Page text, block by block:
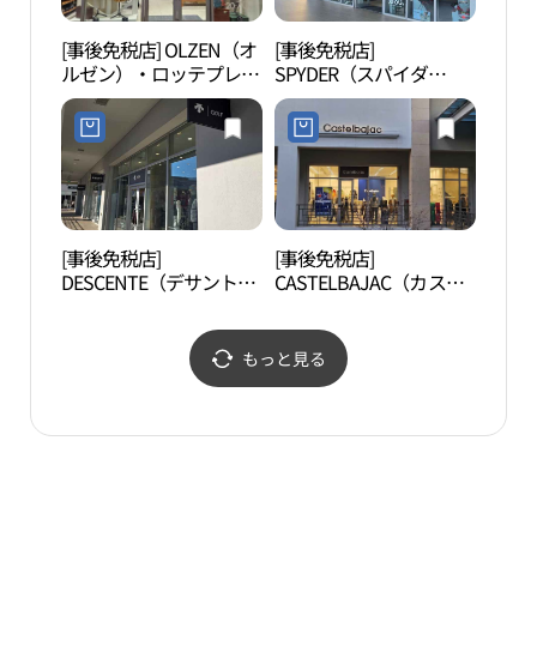
[事後免税店] OLZEN（オ
ルゼン）・ロッテプレミ
アムアウトレットキムヘ
（金海）店(올젠 롯데프
리미엄아울렛 김해점)
[事後免税店]
SPYDER（スパイダ
ー）・ロッテプレミアム
アウトレットキムヘ（金
海）店(스파이더 롯데프
리미엄아울렛 김해점)
[事後免税店]
DESCENTE（デサント）
ムアウトレットキムヘ
（金海）店(데상트골프
롯데프리미엄아울렛 김
[事後免税店]
CASTELBAJAC（カステ
プレミアムアウトレット
キムヘ（金海）店(까스
텔바작 롯데프리미엄아
もっと見る